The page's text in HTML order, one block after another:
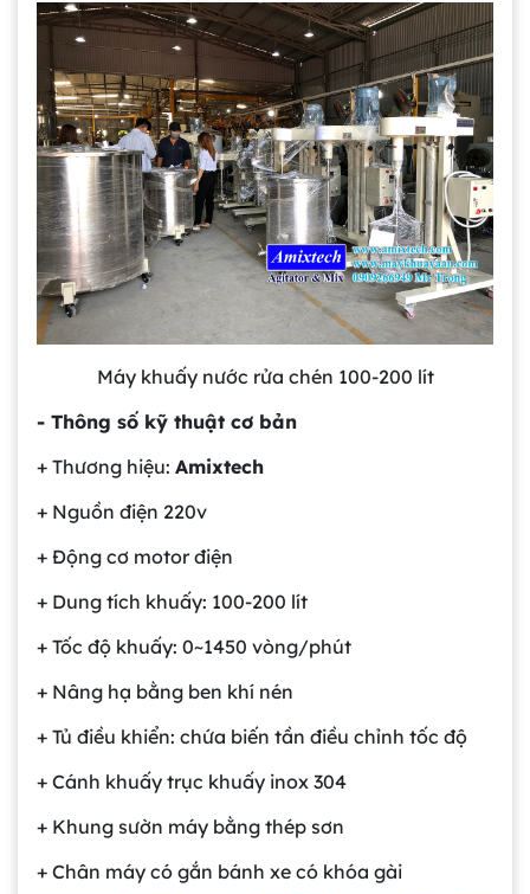
Máy khuấy nước rửa chén 100-200 lít
- Thông số kỹ thuật cơ bản
+ Thương hiệu: Amixtech
+ Nguồn điện 220v
+ Động cơ motor điện
+ Dung tích khuấy: 100-200 lít
+ Tốc độ khuấy: 0~1450 vòng/phút
+ Nâng hạ bằng ben khí nén
+ Tủ điều khiển: chứa biến tần điều chỉnh tốc độ
+ Cánh khuấy trục khuấy inox 304
+ Khung sườn máy bằng thép sơn
+ Chân máy có gắn bánh xe có khóa gài